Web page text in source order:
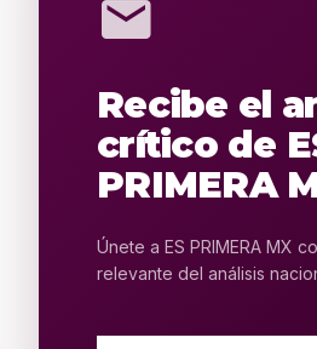
mail
Recibe el
crítico de
PRIMERA
Únete a ES PRIMERA MX
relevante del análisis